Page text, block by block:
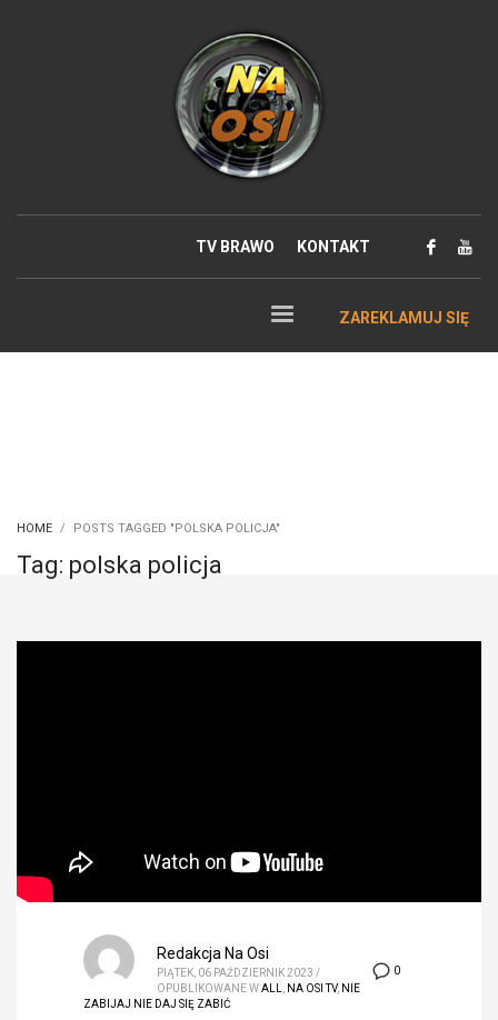
TV BRAWO KONTAKT
ZAREKLAMUJ SIĘ
HOME POSTS TAGGED "POLSKA POLICJA"
Tag: polska policja
0
Redakcja Na Osi
PIĄTEK, 06 PAŹDZIERNIK 2023 /
OPUBLIKOWANE WALL, NA OSI TV, NIE
ZABIJAJ NIE DAJ SIĘ ZABIĆ